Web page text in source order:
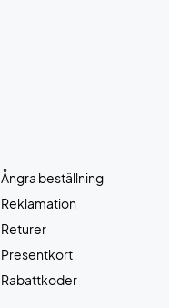
Ångra beställning
Reklamation
Returer
Presentkort
Rabattkoder